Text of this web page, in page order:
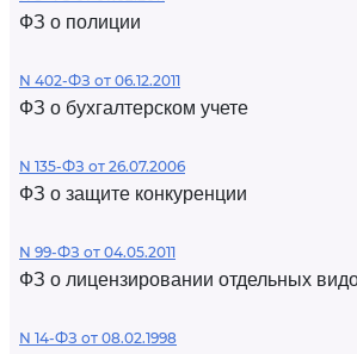
ФЗ о полиции
N 402-ФЗ от 06.12.2011
ФЗ о бухгалтерском учете
N 135-ФЗ от 26.07.2006
ФЗ о защите конкуренции
N 99-ФЗ от 04.05.2011
ФЗ о лицензировании отдельных
N 14-ФЗ от 08.02.1998